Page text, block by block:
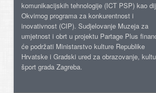
komunikacijskih tehnologije (ICT PSP) kao
Okvirnog programa za konkurentnost i
inovativnost (CIP). Sudjelovanje Muzeja za
umjetnost i obrt u projektu Partage Plus
će podržati Ministarstvo kulture Republike
Hrvatske i Gradski ured za obrazovanje,
šport grada Zagreba.